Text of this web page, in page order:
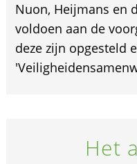
Nuon, Heijmans en
voldoen aan de
deze zijn opgesteld
Het